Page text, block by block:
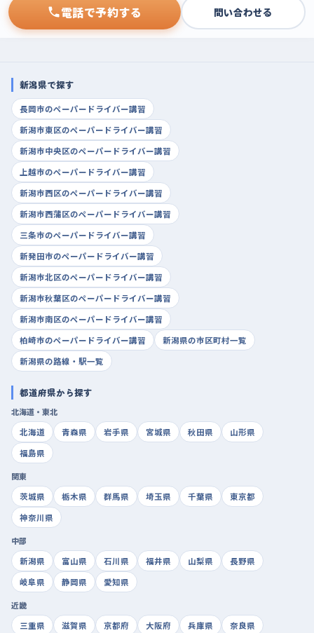
電話で予約する 問い合わせる
新潟県で探す
長岡市のペーパードライバー講習
新潟市東区のペーパードライバー講習
新潟市中央区のペーパードライバー講習
上越市のペーパードライバー講習
新潟市西区のペーパードライバー講習
新潟市西蒲区のペーパードライバー講習
三条市のペーパードライバー講習
新発田市のペーパードライバー講習
新潟市北区のペーパードライバー講習
新潟市秋葉区のペーパードライバー講習
新潟市南区のペーパードライバー講習
柏崎市のペーパードライバー講習
新潟県の市区町村一覧
新潟県の路線・駅一覧
都道府県から探す
北海道・東北
北海道
青森県 岩手県 宮城県 秋田県
山形県
福島県
関東
茨城県
栃木県 群馬県 埼玉県 千葉県
東京都
神奈川県
中部
新潟県
富山県 石川県 福井県 山梨県
長野県
岐阜県
静岡県 愛知県
近畿
三重県
滋賀県 京都府 大阪府 兵庫県
奈良県